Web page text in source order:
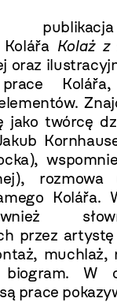
Kolaż z
oraz
jako twórcę
rozmowa
Kolářa.
przez
muchlaż,
W
prace